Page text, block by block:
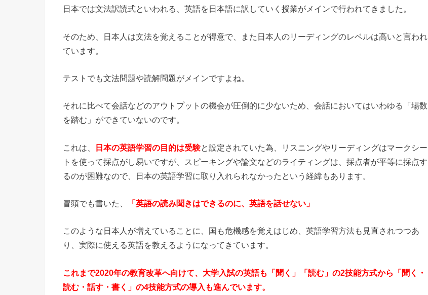
日本では文法訳読式といわれる、英語を日本語に訳していく授業がメインで行われてきました。
そのため、日本人は文法を覚えることが得意で、また日本人のリーディングのレベルは高いと言われ
ています。
テストでも文法問題や読解問題がメインですよね。
それに比べて会話などのアウトプットの機会が圧倒的に少ないため、会話においてはいわゆる「場数
を踏む」ができていないのです。
これは、 日本の英語学習の目的は受験と設定されていた為、リスニングやリーディングはマークシー
トを使って採点がし易いですが、スピーキングや論文などのライティングは、採点者が平等に採点す
るのが困難なので、日本の英語学習に取り入れられなかったという経緯もあります。
冒頭でも書いた、 「英語の読み聞きはできるのに、英語を話せない」
このような日本人が増えていることに、国も危機感を覚えはじめ、英語学習方法も見直されつつあ
り、実際に使える英語を教えるようになってきています。
これまで2020年の教育改革へ向けて、大学入試の英語も「聞く」「読む」の2技能方式から「聞く・
読む・話す・書く」の4技能方式の導入も進んでいます。